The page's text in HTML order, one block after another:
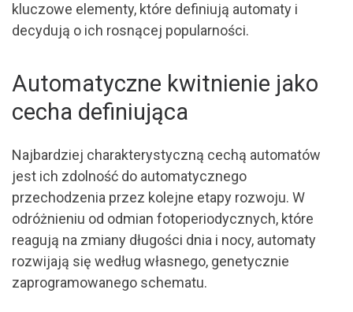
kluczowe elementy, które definiują automaty i
decydują o ich rosnącej popularności.
Automatyczne kwitnienie jako
cecha definiująca
Najbardziej charakterystyczną cechą automatów
jest ich zdolność do automatycznego
przechodzenia przez kolejne etapy rozwoju. W
odróżnieniu od odmian fotoperiodycznych, które
reagują na zmiany długości dnia i nocy, automaty
rozwijają się według własnego, genetycznie
zaprogramowanego schematu.